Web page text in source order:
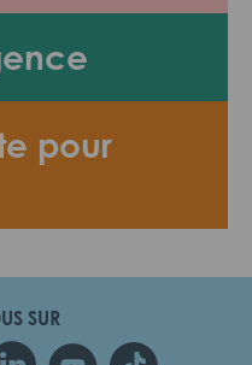
pour
SUR